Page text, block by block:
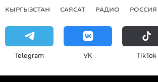
КЫРГЫЗСТАН САЯСАТ РАДИО РОССИЯ
Telegram VK ТikТоk